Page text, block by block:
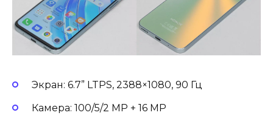
Экран: 6.7” LTPS, 2388×1080, 90 Гц
Камера: 100/5/2 MP + 16 MP